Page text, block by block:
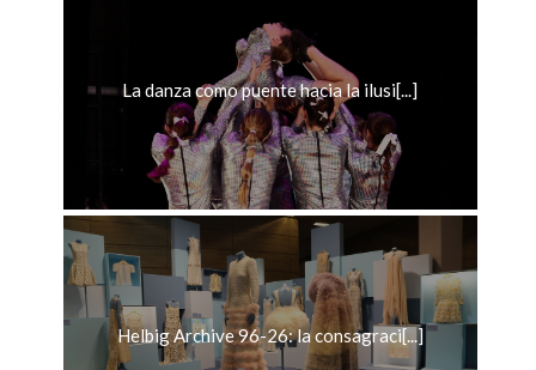
La danza como puente hacia la ilusi[...]
Helbig Archive 96-26: la consagraci[...]